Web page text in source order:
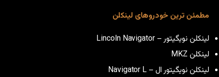
مطمئن ترین خودروهای لینکلن
لینکلن نویگیتور – Lincoln Navigator
لینکلن MKZ
لینکلن نویگیتور ال – Navigator L